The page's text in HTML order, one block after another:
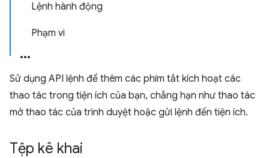
Lệnh hành động
Phạm vi
Sử dụng API lệnh để thêm các phím tắt kích hoạt các
thao tác trong tiện ích của bạn, chẳng hạn như thao tác
mở thao tác của trình duyệt hoặc gửi lệnh đến tiện ích.
Tệp kê khai